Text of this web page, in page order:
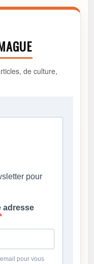
de culture,